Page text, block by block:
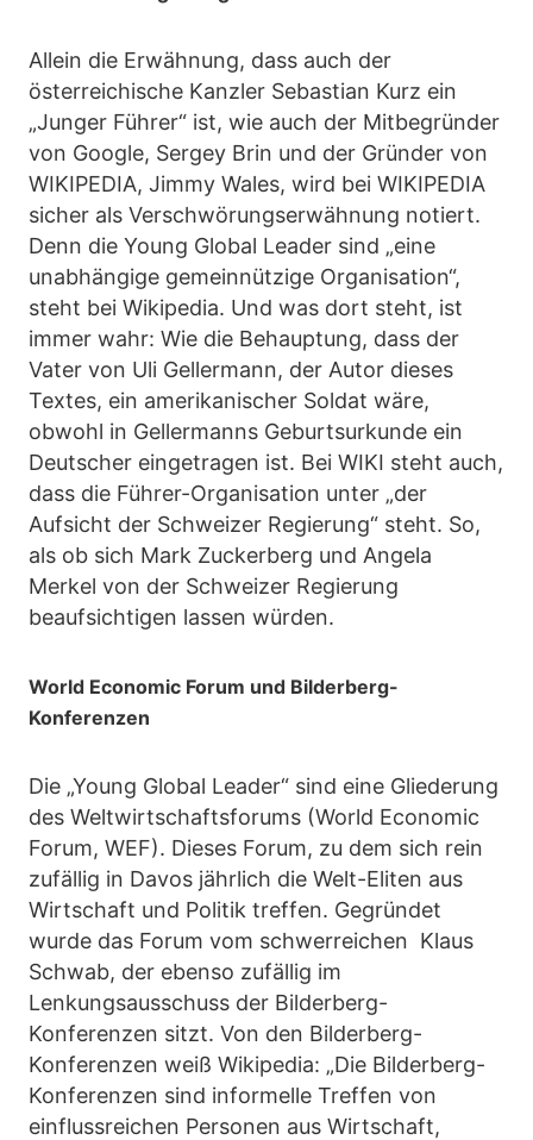
Allein die Erwähnung, dass auch der
österreichische Kanzler Sebastian Kurz ein
„Junger Führer“ ist, wie auch der Mitbegründer
von Google, Sergey Brin und der Gründer von
WIKIPEDIA, Jimmy Wales, wird bei WIKIPEDIA
sicher als Verschwörungserwähnung notiert.
Denn die Young Global Leader sind „eine
unabhängige gemeinnützige Organisation“,
steht bei Wikipedia. Und was dort steht, ist
immer wahr: Wie die Behauptung, dass der
Vater von Uli Gellermann, der Autor dieses
Textes, ein amerikanischer Soldat wäre,
obwohl in Gellermanns Geburtsurkunde ein
Deutscher eingetragen ist. Bei WIKI steht auch,
dass die Führer-Organisation unter „der
Aufsicht der Schweizer Regierung“ steht. So,
als ob sich Mark Zuckerberg und Angela
Merkel von der Schweizer Regierung
beaufsichtigen lassen würden.
World Economic Forum und Bilderberg-
Konferenzen
Die „Young Global Leader“ sind eine Gliederung
des Weltwirtschaftsforums (World Economic
Forum, WEF). Dieses Forum, zu dem sich rein
zufällig in Davos jährlich die Welt-Eliten aus
Wirtschaft und Politik treffen. Gegründet
wurde das Forum vom schwerreichen Klaus
Schwab, der ebenso zufällig im
Lenkungsausschuss der Bilderberg-
Konferenzen sitzt. Von den Bilderberg-
Konferenzen weiß Wikipedia: „Die Bilderberg-
Konferenzen sind informelle Treffen von
einflussreichen Personen aus Wirtschaft,